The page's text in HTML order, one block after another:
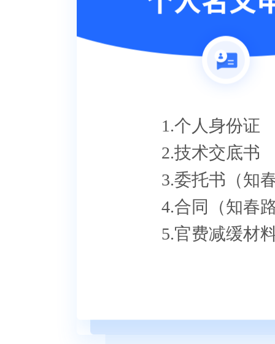
1.个人身份证
2.技术交底书
3.委托书（知
4.合同（知春
5.官费减缓材